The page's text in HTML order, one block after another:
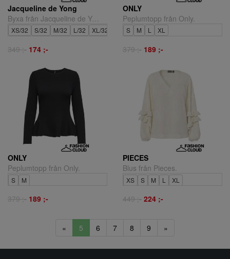
Jacqueline de Yong
Byxa från Jacqueline de Yong.
XS/32 S/32 M/32 L/32 XL/32
349 ;- 174 ;-
ONLY
Peplumtopp från Only.
S M L XL
379 ;- 189 ;-
ONLY
Peplumtopp från Only.
S M
379 ;- 189 ;-
PIECES
Blus från Pieces.
XS S M L XL
449 ;- 224 ;-
« 5 6 7 8 9 »